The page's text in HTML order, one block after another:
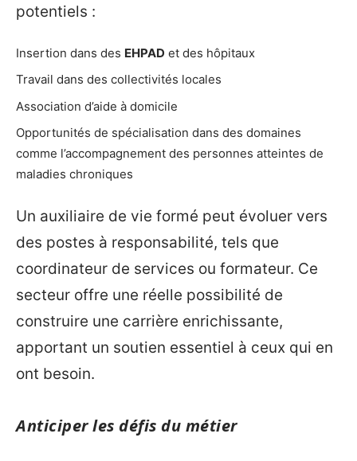
potentiels :
Insertion dans des EHPAD et des hôpitaux
Travail dans des collectivités locales
Association d’aide à domicile
Opportunités de spécialisation dans des domaines
comme l’accompagnement des personnes atteintes de
maladies chroniques
Un auxiliaire de vie formé peut évoluer vers
des postes à responsabilité, tels que
coordinateur de services ou formateur. Ce
secteur offre une réelle possibilité de
construire une carrière enrichissante,
apportant un soutien essentiel à ceux qui en
ont besoin.
Anticiper les défis du métier